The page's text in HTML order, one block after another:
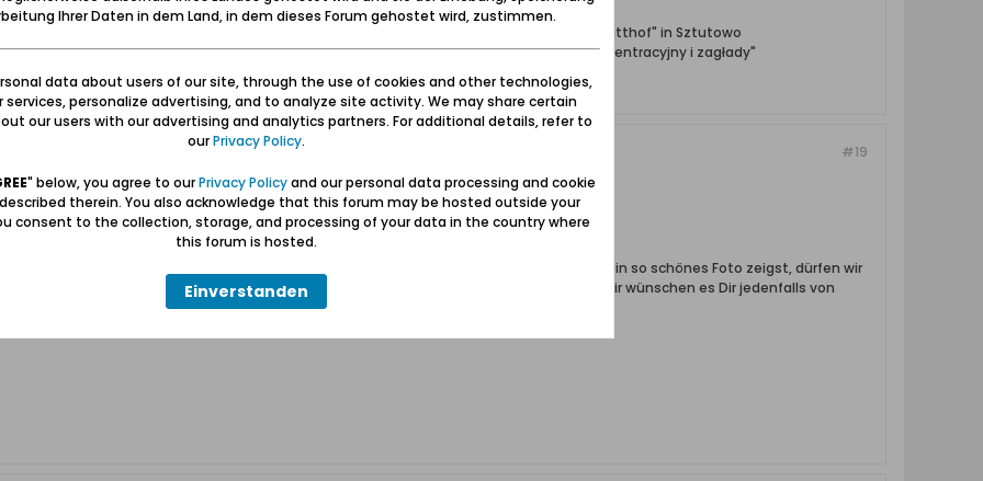
Geborgen sein und eine Heimat haben (Carl Lange)
Führer und Volontär in der Gedenkstätte/Museum "Deutsches Konzentrationslager Stutthof" in Sztutowo
po muzeum "Muzeum Stutthof w Sztutowie - Niemiecki nazistowski obóz koncentracyjny i zagłady"
#19
mal ein Vollkornbrot selbst gebacken hast und vom gelobten Ergebnis uns auch noch ein so schönes Foto zeigst, dürfen wir
es mit Deinem Befinden, ebenfalls nach langer Zeit, endlich wieder aufwärts geht? Wir wünschen es Dir jedenfalls von
Ihrer Daten in dem Land, in dem dieses Forum gehostet wird, zustimmen.
data about users of our site, through the use of cookies and other technologies,
services, personalize advertising, and to analyze site activity. We may share certain
our users with our advertising and analytics partners. For additional details, refer to
ourPrivacy Policy.
" below, you agree to ourPrivacy Policyand our personal data processing and cookie
therein. You also acknowledge that this forum may be hosted outside your
consent to the collection, storage, and processing of your data in the country where
this forum is hosted.
Einverstanden